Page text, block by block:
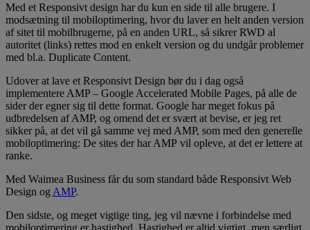
Med et Responsivt design har du kun en side til alle brugere. I
modsætning til mobiloptimering, hvor du laver en helt anden version
af sitet til mobilbrugerne, på en anden URL, så sikrer RWD al
autoritet (links) rettes mod en enkelt version og du undgår problemer
med bl.a. Duplicate Content.
Udover at lave et Responsivt Design bør du i dag også
implementere AMP – Google Accelerated Mobile Pages, på alle de
sider der egner sig til dette format. Google har meget fokus på
udbredelsen af AMP, og omend det er svært at bevise, er jeg ret
sikker på, at det vil gå samme vej med AMP, som med den generelle
mobiloptimering: De sites der har AMP vil opleve, at det er lettere at
ranke.
Med Waimea Business får du som standard både Responsivt Web
Design og AMP.
Den sidste, og meget vigtige ting, jeg vil nævne i forbindelse med
mobiloptimering er hastighed. Hastighed er altid vigtigt, men særligt